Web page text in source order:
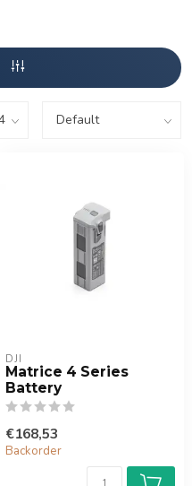
DJI
Matrice 4 Series
Battery
€168,53
Backorder